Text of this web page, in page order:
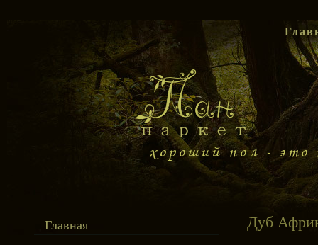
Главная
Дуб